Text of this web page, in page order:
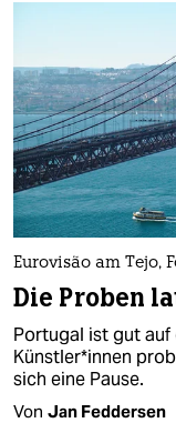
Eurovisão am Tejo,
Die Proben
Portugal ist gut auf
Künstler*innen
sich eine Pause.
Von Jan Feddersen